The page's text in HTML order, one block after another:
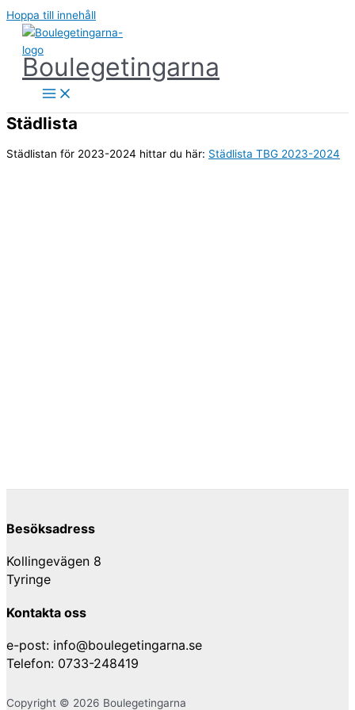
Hoppa till innehåll
Boulegetingarna
Städlista
Städlistan för 2023-2024 hittar du här: Städlista TBG 2023-2024
Besöksadress
Kollingevägen 8
Tyringe
Kontakta oss
e-post: info@boulegetingarna.se
Telefon: 0733-248419
Copyright © 2026 Boulegetingarna